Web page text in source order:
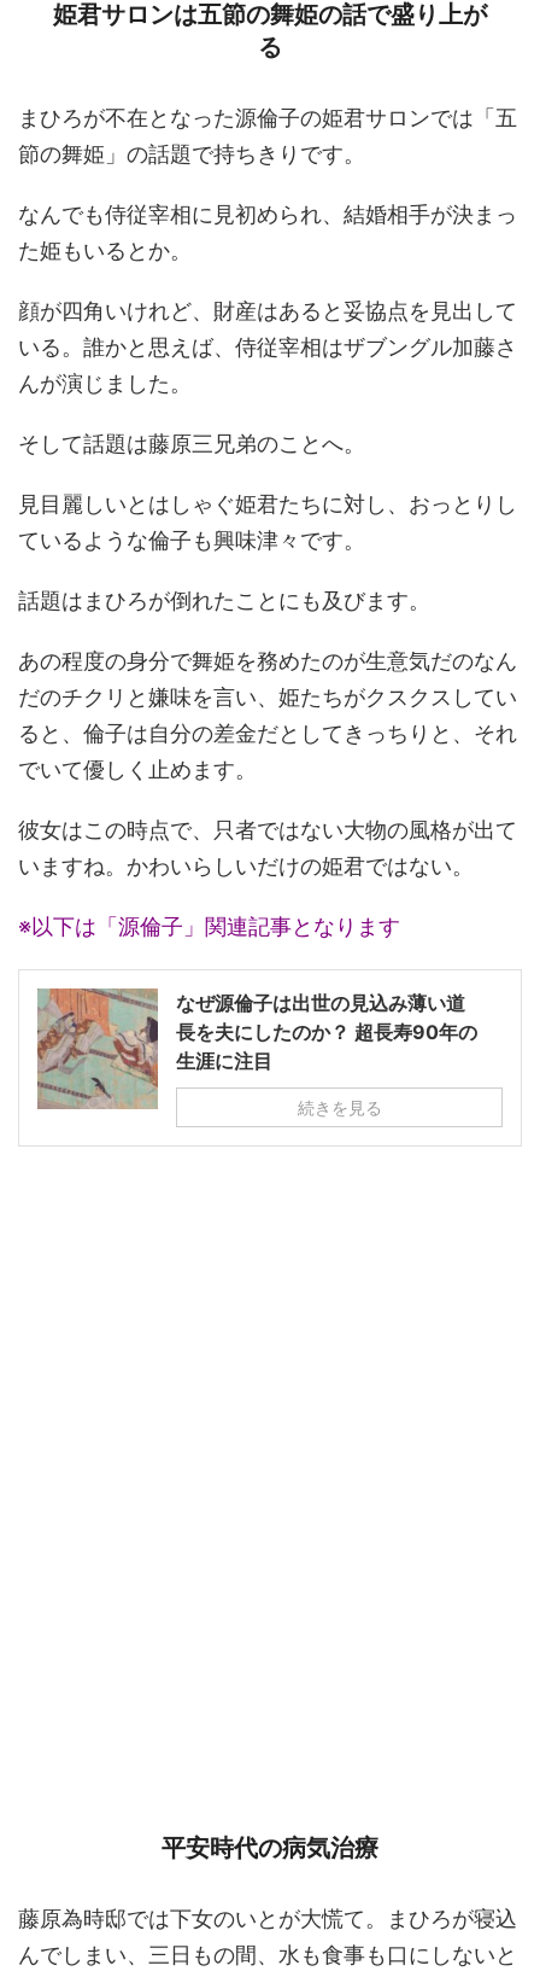
姫君サロンは五節の舞姫の話で盛り上が
る
まひろが不在となった源倫子の姫君サロンでは「五
節の舞姫」の話題で持ちきりです。
なんでも侍従宰相に見初められ、結婚相手が決まっ
た姫もいるとか。
顔が四角いけれど、財産はあると妥協点を見出して
いる。誰かと思えば、侍従宰相はザブングル加藤さ
んが演じました。
そして話題は藤原三兄弟のことへ。
見目麗しいとはしゃぐ姫君たちに対し、おっとりし
ているような倫子も興味津々です。
話題はまひろが倒れたことにも及びます。
あの程度の身分で舞姫を務めたのが生意気だのなん
だのチクリと嫌味を言い、姫たちがクスクスしてい
ると、倫子は自分の差金だとしてきっちりと、それ
でいて優しく止めます。
彼女はこの時点で、只者ではない大物の風格が出て
いますね。かわいらしいだけの姫君ではない。
※以下は「源倫子」関連記事となります
なぜ源倫子は出世の見込み薄い道
長を夫にしたのか？ 超長寿90年の
生涯に注目
続きを見る
平安時代の病気治療
藤原為時邸では下女のいとが大慌て。まひろが寝込
んでしまい、三日もの間、水も食事も口にしないと